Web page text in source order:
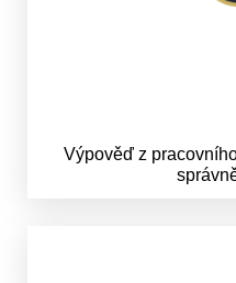
Výpověď z